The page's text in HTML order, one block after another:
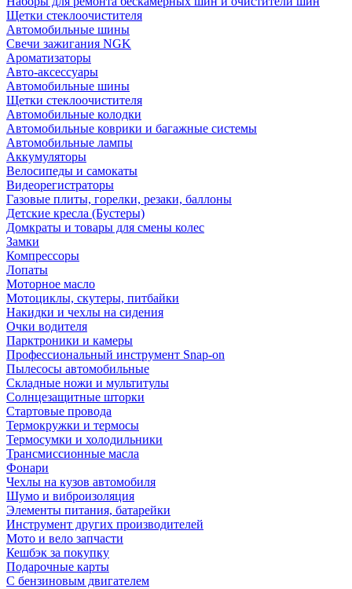
Щетки стеклоочистителя
Автомобильные шины
Свечи зажигания NGK
Ароматизаторы
Авто-аксессуары
Автомобильные шины
Щетки стеклоочистителя
Автомобильные колодки
Автомобильные коврики и багажные системы
Автомобильные лампы
Аккумуляторы
Велосипеды и самокаты
Видеорегистраторы
Газовые плиты, горелки, резаки, баллоны
Детские кресла (Бустеры)
Домкраты и товары для смены колес
Замки
Компрессоры
Лопаты
Моторное масло
Мотоциклы, скутеры, питбайки
Накидки и чехлы на сидения
Очки водителя
Парктроники и камеры
Профессиональный инструмент Snap-on
Пылесосы автомобильные
Складные ножи и мультитулы
Солнцезащитные шторки
Стартовые провода
Термокружки и термосы
Термосумки и холодильники
Трансмиссионные масла
Фонари
Чехлы на кузов автомобиля
Шумо и виброизоляция
Элементы питания, батарейки
Инструмент других производителей
Мото и вело запчасти
Кешбэк за покупку
Подарочные карты
С бензиновым двигателем